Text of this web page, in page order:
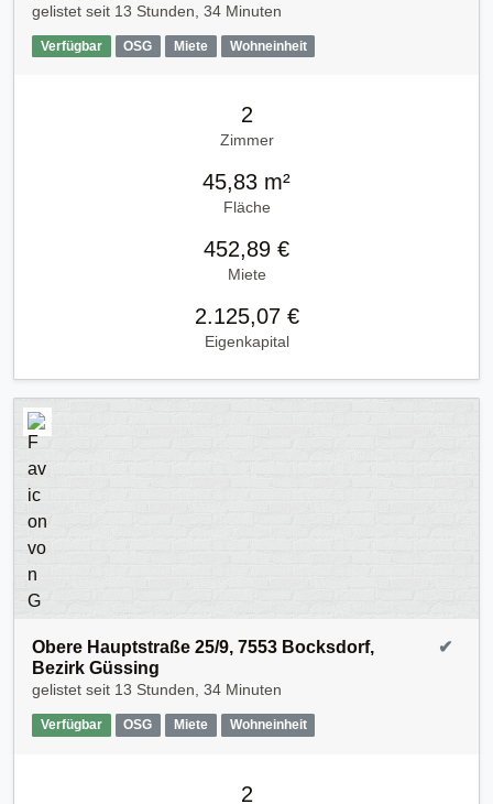
gelistet seit 13 Stunden, 34 Minuten
Verfügbar OSG Miete Wohneinheit
2
Zimmer
45,83 m²
Fläche
452,89 €
Miete
2.125,07 €
Eigenkapital
Obere Hauptstraße 25/9, 7553 Bocksdorf,
Bezirk Güssing
gelistet seit 13 Stunden, 34 Minuten
Verfügbar OSG Miete Wohneinheit
✔
2